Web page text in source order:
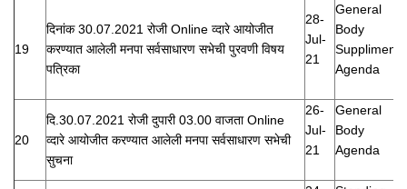
19
दिनांक 30.07.2021 रोजी Online व्दारे आयोजीत
करण्यात आलेली मनपा सर्वसाधारण सभेची पुरवणी विषय
पत्रिका
28-
Jul-
21
General
Body
Suppliment
Agenda
20
दि.30.07.2021 रोजी दुपारी 03.00 वाजता Online
व्दारे आयोजीत करण्यात आलेली मनपा सर्वसाधारण सभेची
सुचना
26-
Jul-
21
General
Body
Agenda